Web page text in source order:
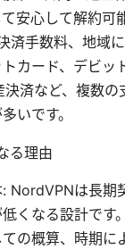
安心して解約可
済手数料、地域
カード、デビッ
済など、複数の
いです。
る理由
NordVPNは長期
くなる設計です。
の概算、時期に